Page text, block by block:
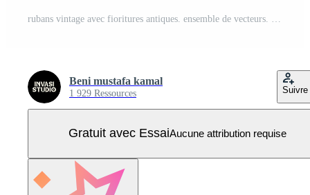
Beni mustafa kamal
1 929 Ressources Suivre
Gratuit avec EssaiAucune attribution requise